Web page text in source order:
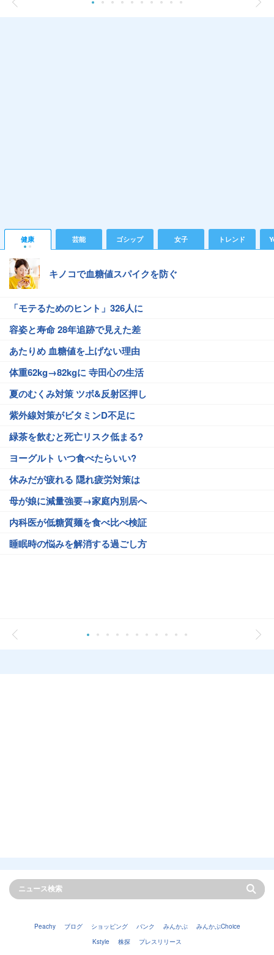
健康 芸能 ゴシップ 女子 トレンド
キノコで血糖値スパイクを防ぐ
「モテるためのヒント」326人に
容姿と寿命 28年追跡で見えた差
あたりめ 血糖値を上げない理由
体重62kg→82kgに 寺田心の生活
夏のむくみ対策 ツボ&反射区押し
紫外線対策がビタミンD不足に
緑茶を飲むと死亡リスク低まる?
ヨーグルト いつ食べたらいい?
休みだが疲れる 隠れ疲労対策は
母が娘に減量強要→家庭内別居へ
内科医が低糖質麺を食べ比べ検証
睡眠時の悩みを解消する過ごし方
Peachy ブログ ショッピング バンク みんかぶ
みんかぶChoice
Kstyle
株探 プレスリリース